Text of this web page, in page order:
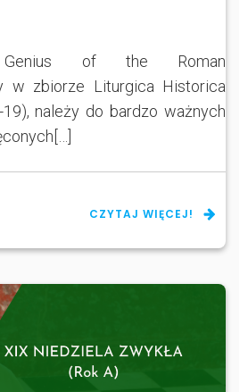
of the Roman
w zbiorze Liturgica Historica
należy do bardzo ważnych
CZYTAJ WIĘCEJ!